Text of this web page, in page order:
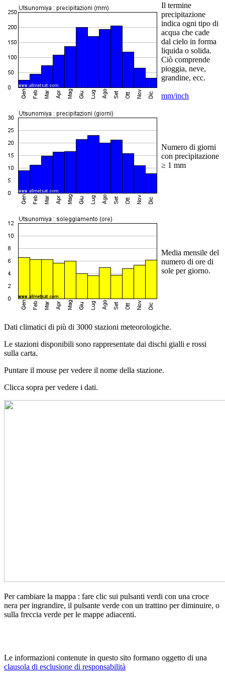
Il termine
precipitazione
indica ogni tipo di
acqua che cade
dal cielo in forma
liquida o solida.
Ciò comprende
pioggia, neve,
grandine, ecc.
mm/inch
Numero di giorni
con precipitazione
≥ 1 mm
Media mensile del
numero di ore di
sole per giorno.
Dati climatici di più di 3000 stazioni meteorologiche.
Le stazioni disponibili sono rappresentate dai dischi gialli e rossi
sulla carta.
Puntare il mouse per vedere il nome della stazione.
Clicca sopra per vedere i dati.
Per cambiare la mappa : fare clic sui pulsanti verdi con una croce
nera per ingrandire, il pulsante verde con un trattino per diminuire, o
sulla freccia verde per le mappe adiacenti.
Le informazioni contenute in questo sito formano oggetto di una
clausola di esclusione di responsabilità